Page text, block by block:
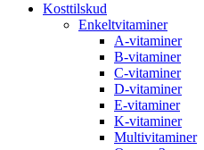
Kosttilskud
Enkeltvitaminer
A-vitaminer
B-vitaminer
C-vitaminer
D-vitaminer
E-vitaminer
K-vitaminer
Multivitaminer